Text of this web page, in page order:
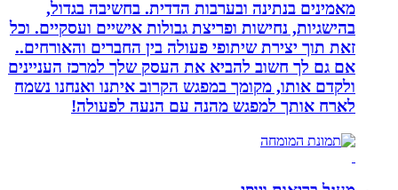
מאמינים בנתינה ובערבות הדדית. בחשיבה בגדול,
בהישגיות, נחישות ופריצת גבולות אישיים ועסקיים. וכל
זאת תוך יצירת שיתופי פעולה בין החברים והאורחים..
אם גם לך חשוב להביא את העסק שלך למרכז העניינים
ולקדם אותו, מקומך במפגש הקרוב איתנו ואנחנו נשמח
לארח אותך למפגש מהנה עם הנעה לפעולה!